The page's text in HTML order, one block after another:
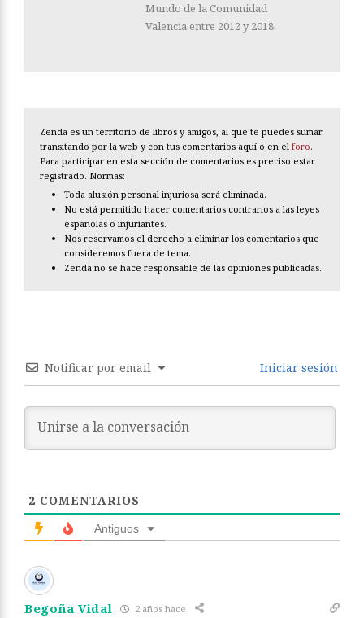
Mundo de la Comunidad
Valencia entre 2012 y 2018.
Zenda es un territorio de libros y amigos, al que te puedes sumar
transitando por la web y con tus comentarios aquí o en el foro.
Para participar en esta sección de comentarios es preciso estar
registrado. Normas:
Toda alusión personal injuriosa será eliminada.
No está permitido hacer comentarios contrarios a las leyes
españolas o injuriantes.
Nos reservamos el derecho a eliminar los comentarios que
consideremos fuera de tema.
Zenda no se hace responsable de las opiniones publicadas.
Notificar por email Iniciar sesión
2 COMENTARIOS
Antiguos
Begoña Vidal 2 años hace